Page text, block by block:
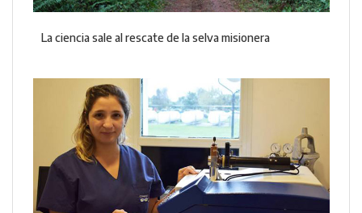
La ciencia sale al rescate de la selva misionera